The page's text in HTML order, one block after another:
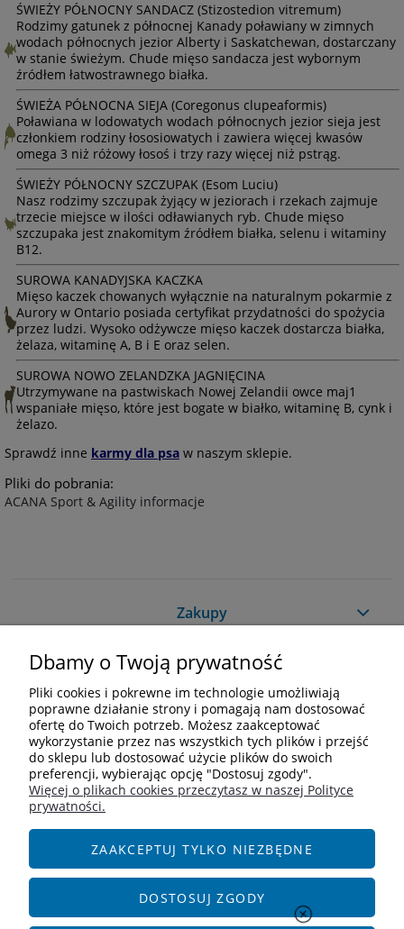
ŚWIEŻY PÓŁNOCNY SANDACZ (Stizostedion vitremum)
Rodzimy gatunek z północnej Kanady poławiany w zimnych
wodach północnych jezior Alberty i Saskatchewan, dostarczany
w stanie świeżym. Chude mięso sandacza jest wybornym
źródłem łatwostrawnego białka.
ŚWIEŻA PÓŁNOCNA SIEJA (Coregonus clupeaformis)
Poławiana w lodowatych wodach północnych jezior sieja jest
członkiem rodziny łososiowatych i zawiera więcej kwasów
omega 3 niż różowy łosoś i trzy razy więcej niż pstrąg.
ŚWIEŻY PÓŁNOCNY SZCZUPAK (Esom Luciu)
Nasz rodzimy szczupak żyjący w jeziorach i rzekach zajmuje
trzecie miejsce w ilości odławianych ryb. Chude mięso
szczupaka jest znakomitym źródłem białka, selenu i witaminy
B12.
SUROWA KANADYJSKA KACZKA
Mięso kaczek chowanych wyłącznie na naturalnym pokarmie z
Aurory w Ontario posiada certyfikat przydatności do spożycia
przez ludzi. Wysoko odżywcze mięso kaczek dostarcza białka,
żelaza, witaminę A, B i E oraz selen.
SUROWA NOWO ZELANDZKA JAGNIĘCINA
Utrzymywane na pastwiskach Nowej Zelandii owce maj1
wspaniałe mięso, które jest bogate w białko, witaminę B, cynk i
żelazo.
Sprawdź inne karmy dla psa w naszym sklepie.
Pliki do pobrania:
ACANA Sport & Agility informacje
Zakupy
Pomoc
Moje konto
Informacje
Kontakt
ul. Czereśniowa 18
Social Media
Dbamy o Twoją prywatność
Pliki cookies i pokrewne im technologie umożliwiają
poprawne działanie strony i pomagają nam dostosować
ofertę do Twoich potrzeb. Możesz zaakceptować
wykorzystanie przez nas wszystkich tych plików i przejść
do sklepu lub dostosować użycie plików do swoich
preferencji, wybierając opcję "Dostosuj zgody".
Więcej o plikach cookies przeczytasz w naszej Polityce
prywatności.
ZAAKCEPTUJ TYLKO NIEZBĘDNE
DOSTOSUJ ZGODY